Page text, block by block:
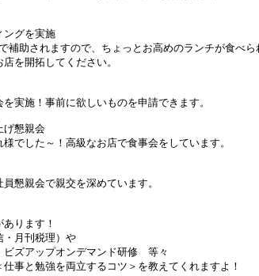
グを実施
ますので、ちょっとお高めのランチが食べら
拓してください。
事前に欲しいものを申請できます。
懇親会
～！高級なお店で食事会をしています。
で親交を深めています。
ります！
月刊税理）や
アップオンデマンド研修 等々
と勉強を両立するコツ＞を教えてくれますよ！